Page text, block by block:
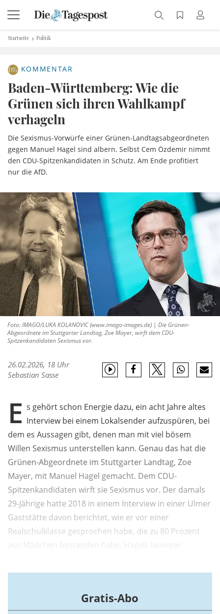
Startseite Politik
KOMMENTAR
Baden-Württemberg: Wie die
Grünen sich ihren Wahlkampf
verhageln
Die Sexismus-Vorwürfe einer Grünen-Landtagsabgeordneten
gegen Manuel Hagel sind albern. Selbst Cem Özdemir nimmt
den CDU-Spitzenkandidaten in Schutz. Am Ende profitiert
nur die AfD.
Foto: IMAGO/LUKA KOLANOVIC (www.imago-images.de) | Die Grünen-
Abgeordnete im Stuttgarter Landtag, Zoe Mayer, wirft dem CDU-
Spitzenkandidaten Sexismus vor.
26.02.2026, 18 Uhr
Sebastian Sasse
E s gehört schon Energie dazu, ein acht Jahre altes
Interview bei einem Lokalsender aufzuspüren, bei
dem es Aussagen gibt, denen man mit viel bösem
Willen Sexismus unterstellen kann. Genau das hat die
Grünen-Abgeordnete im Stuttgarter Landtag, Zoe
Mayer, mit Manuel Hagel gemacht. Dem CDU-
Spitzenkandidaten wirft sie Sexismus vor. Der damals
29-Jährige hatte 2018 in einem Interview in einer Ulmer
Gaststätte davon berichtet, wie er vor einer
Realschulklasse gesprochen habe, die zu 80 Prozent
aus Mädchen bestanden habe. Hagels launiger
schlimmere Termine als diesen." Und zu der ersten
an: „Ich werd's nie vergessen, die ...
Gratis-Abo